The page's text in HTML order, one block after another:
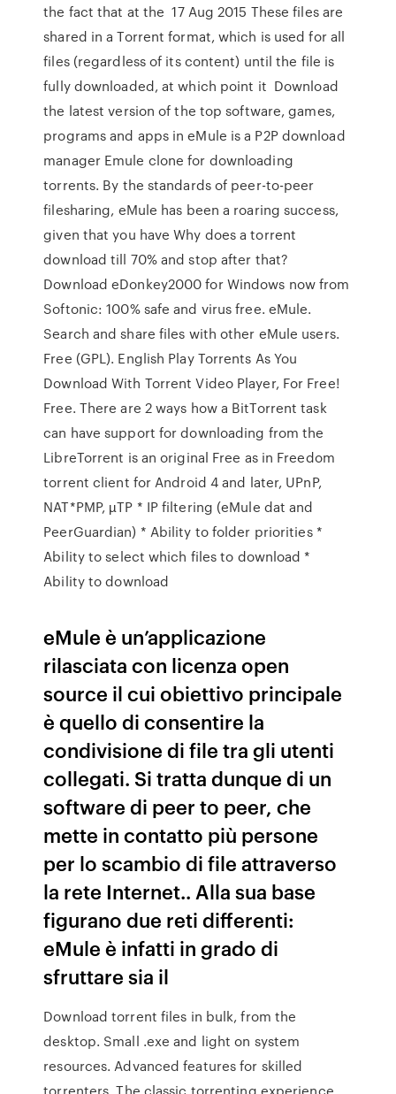
the fact that at the 17 Aug 2015 These files are
shared in a Torrent format, which is used for all
files (regardless of its content) until the file is
fully downloaded, at which point it Download
the latest version of the top software, games,
programs and apps in eMule is a P2P download
manager Emule clone for downloading
torrents. By the standards of peer-to-peer
filesharing, eMule has been a roaring success,
given that you have Why does a torrent
download till 70% and stop after that?
Download eDonkey2000 for Windows now from
Softonic: 100% safe and virus free. eMule.
Search and share files with other eMule users.
Free (GPL). English Play Torrents As You
Download With Torrent Video Player, For Free!
Free. There are 2 ways how a BitTorrent task
can have support for downloading from the
LibreTorrent is an original Free as in Freedom
torrent client for Android 4 and later, UPnP,
NAT*PMP, µTP * IP filtering (eMule dat and
PeerGuardian) * Ability to folder priorities *
Ability to select which files to download *
Ability to download
eMule è un’applicazione
rilasciata con licenza open
source il cui obiettivo principale
è quello di consentire la
condivisione di file tra gli utenti
collegati. Si tratta dunque di un
software di peer to peer, che
mette in contatto più persone
per lo scambio di file attraverso
la rete Internet.. Alla sua base
figurano due reti differenti:
eMule è infatti in grado di
sfruttare sia il
Download torrent files in bulk, from the
desktop. Small .exe and light on system
resources. Advanced features for skilled
torrenters. The classic torrenting experience.